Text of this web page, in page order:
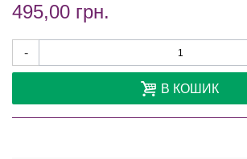
495,00 грн.
-
В КОШИК